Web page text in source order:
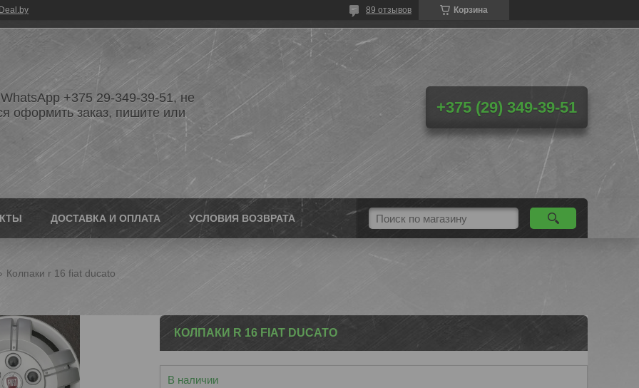
Корзина
89 отзывов
+375 29-349-39-51, не
оформить заказ, пишите или
+375 (29) 349-39-51
ДОСТАВКА И ОПЛАТА УСЛОВИЯ ВОЗВРАТА
Колпаки r 16 fiat ducato
КОЛПАКИ R 16 FIAT DUCATO
В наличии